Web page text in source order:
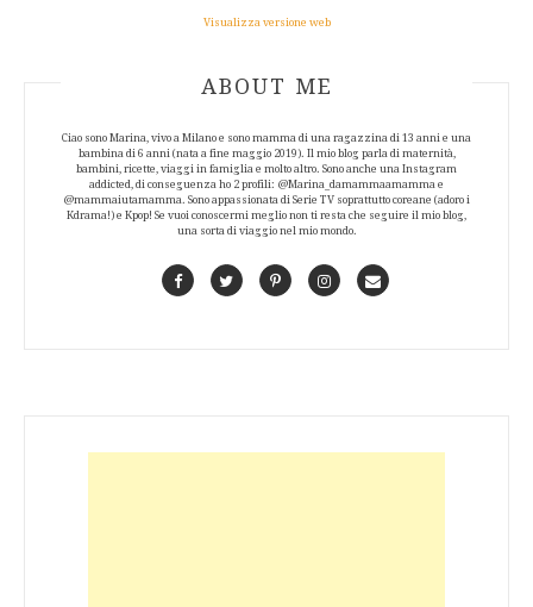
Visualizza versione web
ABOUT AUTHOR
ABOUT ME
Ciao sono Marina, vivo a Milano e sono mamma di una ragazzina di 13 anni e una
bambina di 6 anni (nata a fine maggio 2019). Il mio blog parla di maternità,
bambini, ricette, viaggi in famiglia e molto altro. Sono anche una Instagram
addicted, di conseguenza ho 2 profili: @Marina_damammaamamma e
@mammaiutamamma. Sono appassionata di Serie TV soprattutto coreane (adoro i
Kdrama!) e Kpop! Se vuoi conoscermi meglio non ti resta che seguire il mio blog,
una sorta di viaggio nel mio mondo.
FacebookTwitterPinterestInstagramContact